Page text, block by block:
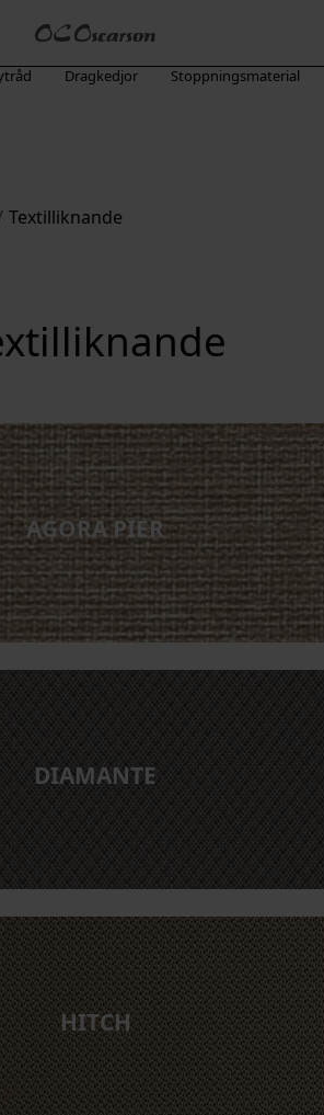
Dragkedjor Stoppningsmaterial
Textilliknande
AGORA PIER
DIAMANTE
HITCH